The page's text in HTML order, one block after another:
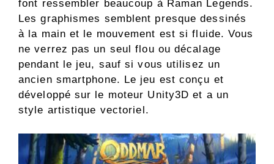
font ressembler beaucoup à Raman Legends.
Les graphismes semblent presque dessinés
à la main et le mouvement est si fluide. Vous
ne verrez pas un seul flou ou décalage
pendant le jeu, sauf si vous utilisez un
ancien smartphone. Le jeu est conçu et
développé sur le moteur Unity3D et a un
style artistique vectoriel.